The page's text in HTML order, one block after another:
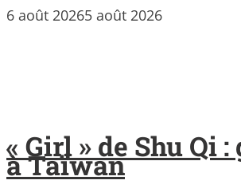
6 août 20265 août 2026
« Girl » de Shu Qi
à Taïwan